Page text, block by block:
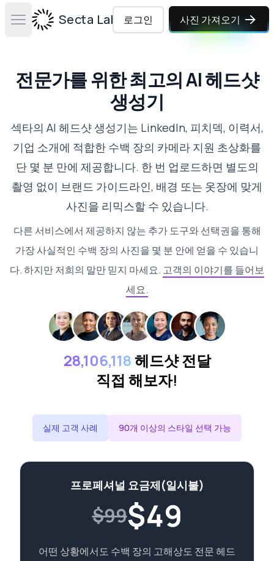
Open main menuSecta Labs로그인 사진 가져오기
전문가를 위한 최고의 AI 헤드샷
생성기
섹타의 AI 헤드샷 생성기는 LinkedIn, 피치덱, 이력서,
기업 소개에 적합한 수백 장의 카메라 지원 초상화를
단 몇 분 만에 제공합니다. 한 번 업로드하면 별도의
촬영 없이 브랜드 가이드라인, 배경 또는 옷장에 맞게
사진을 리믹스할 수 있습니다.
다른 서비스에서 제공하지 않는 추가 도구와 선택권을 통해
가장 사실적인 수백 장의 사진을 몇 분 안에 얻을 수 있습니
다. 하지만 저희의 말만 믿지 마세요. 고객의 이야기를 들어보
세요.
28,106,118헤드샷 전달
직접 해보자!
실제 고객 사례 90개 이상의 스타일 선택 가능
프로페셔널 요금제(일시불)
$99$49
어떤 상황에서도 수백 장의 고해상도 전문 헤드